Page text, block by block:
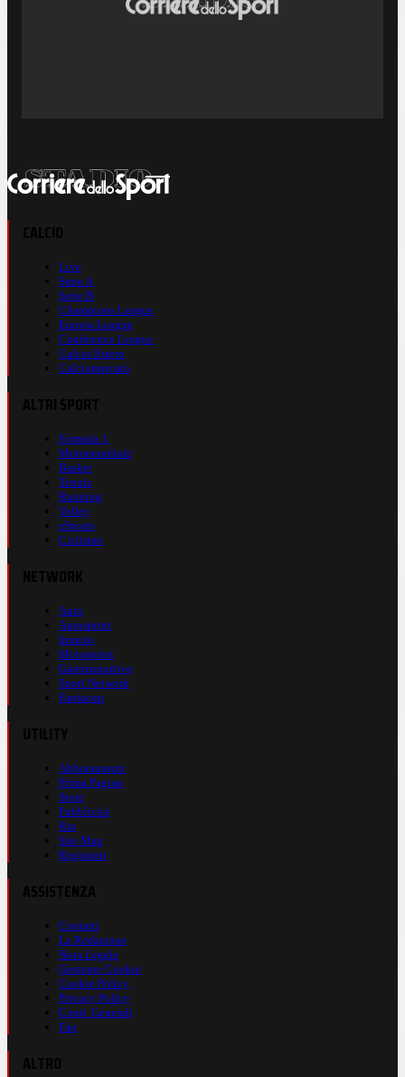
Live
Serie A
Serie B
Champions League
Europa League
Conference League
Calcio Estero
Calciomercato
Formula 1
Motomondiale
Basket
Tennis
Running
Volley
eSports
Ciclismo
Auto
Autosprint
Inmoto
Motosprint
Guerinsportivo
Sport Network
Fantacup
Abbonamenti
Prima Pagina
Store
Pubblicità
Rss
Site Map
Registrati
Contatti
La Redazione
Nota Legale
Gestione Cookie
Cookie Policy
Privacy Policy
Cond. Generali
Faq